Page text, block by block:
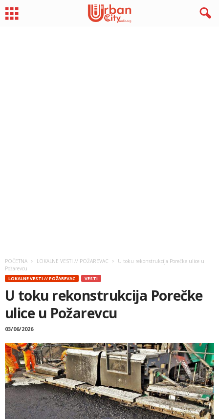
POČETNA LOKALNE VESTI // POŽAREVAC
U toku rekonstrukcija Porečke ulice u
Požarevcu
LOKALNE VESTI // POŽAREVAC VESTI
U toku rekonstrukcija Porečke
ulice u Požarevcu
03/06/2026